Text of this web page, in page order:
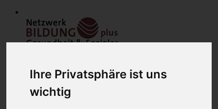
Ihre Privatsphäre ist uns
wichtig